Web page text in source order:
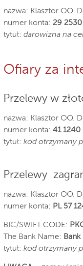
nazwa: Klasztor OO.
numer konta: 29
tytuł: darowizna na
Ofiary za
Przelewy w
nazwa: Klasztor OO.
numer konta: 41 1240
tytuł: kod otrzymany
Przelewy
nazwa: Klasztor OO.
numer konta: PL 57
BIC/SWIFT CODE:
The Bank Name: Bank
tytuł: kod otrzymany